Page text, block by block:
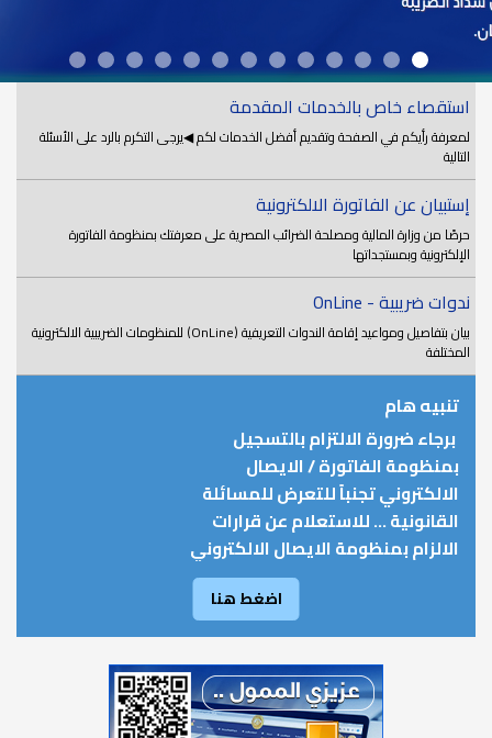
استقصاء خاص بالخدمات المقدمة
لمعرفة رأيكم في الصفحة وتقديم أفضل الخدمات لكم ◀يرجى التكرم بالرد على الأسئلة
التالية
إستبيان عن الفاتورة الالكترونية
حرصًا من وزارة المالية ومصلحة الضرائب المصرية على معرفتك بمنظومة الفاتورة
الإلكترونية وبمستجداتها
ندوات ضريبية - OnLine
بيان بتفاصيل ومواعيد إقامة الندوات التعريفية (OnLine) للمنظومات الضريبية الالكترونية
المختلفة
تنبيه هام
برجاء ضرورة الالتزام بالتسجيل
بمنظومة الفاتورة / الايصال
الالكتروني تجنباً للتعرض للمسائلة
القانونية ... للاستعلام عن قرارات
الالزام بمنظومة الايصال الالكتروني
اضغط هنا